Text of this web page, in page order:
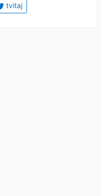
tvitaj